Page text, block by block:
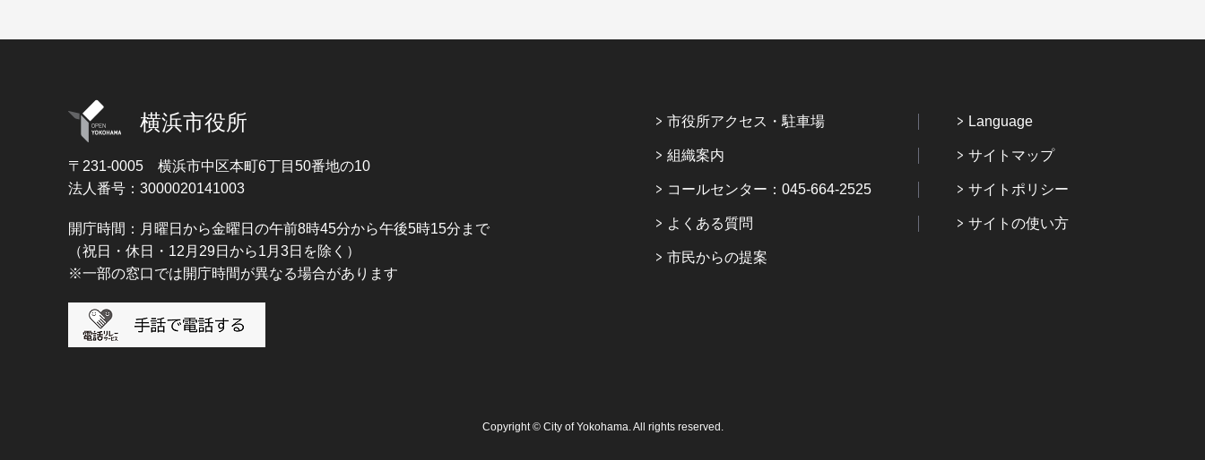
横浜市役所
〒231-0005 横浜市中区本町6丁目50番地の10
法人番号：3000020141003
開庁時間：月曜日から金曜日の午前8時45分から午後5時15分まで
（祝日・休日・12月29日から1月3日を除く）
※一部の窓口では開庁時間が異なる場合があります
市役所アクセス・駐車場
組織案内
コールセンター：045-664-2525
よくある質問
市民からの提案
Language
サイトマップ
サイトポリシー
サイトの使い方
Copyright © City of Yokohama. All rights reserved.